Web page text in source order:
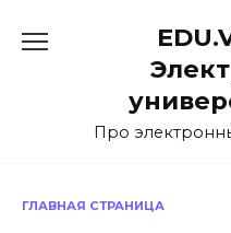
Про
ГЛАВНАЯ СТРАНИЦА